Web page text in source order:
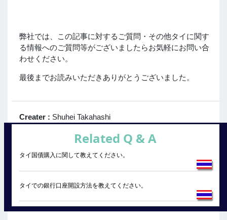
弊社では、この記事に対するご質問・その他タイに関す
る情報へのご質問等がございましたらお気軽にお問い合
わせください。
最後までお読みいただきありがとうございました。
Creater : Shuhei Takahashi
Related Q & A
タイ国債購入に関して教えてください。
タイでの銀行口座開設方法を教えてください。